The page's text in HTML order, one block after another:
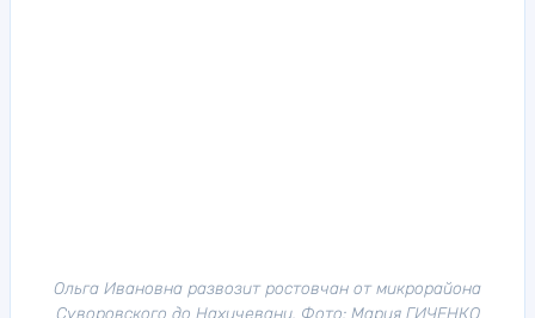
Ольга Ивановна развозит ростовчан от микрорайона
Суворовского до Нахичевани. Фото: Мария ГИЧЕНКО